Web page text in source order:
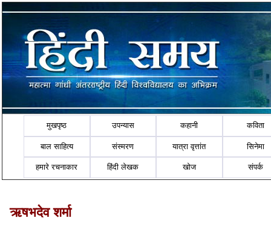
मुखपृष्ठ उपन्यास कहानी कविता
बाल साहित्य संस्मरण यात्रा वृत्तांत सिनेमा
हमारे रचनाकार हिंदी लेखक खोज संपर्क
ऋषभदेव शर्मा